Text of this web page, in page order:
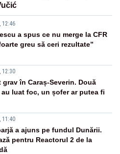
12:46
a spus ce nu merge la CFR
greu să ceri rezultate”
12:30
în Caraș-Severin. Două
luat foc, un șofer ar putea fi
11:40
a ajuns pe fundul Dunării.
pentru Reactorul 2 de la